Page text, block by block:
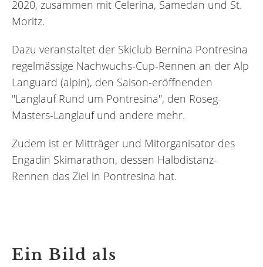
2020, zusammen mit Celerina, Samedan und St.
Moritz.
Dazu veranstaltet der Skiclub Bernina Pontresina
regelmässige Nachwuchs-Cup-Rennen an der Alp
Languard (alpin), den Saison-eröffnenden
"Langlauf Rund um Pontresina", den Roseg-
Masters-Langlauf und andere mehr.
Zudem ist er Mitträger und Mitorganisator des
Engadin Skimarathon, dessen Halbdistanz-
Rennen das Ziel in Pontresina hat.
Ein Bild als